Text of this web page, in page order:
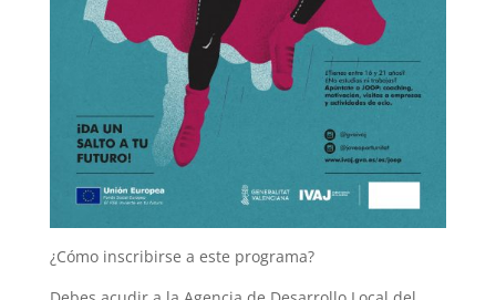
¿Cómo inscribirse a este programa?